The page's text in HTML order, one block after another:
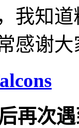
我知
感谢
再次